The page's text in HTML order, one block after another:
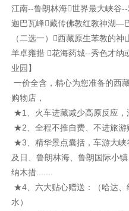
江南--鲁朗林海世界最大峡谷
迦巴瓦峰藏传佛教红教神湖—
（二选一）西藏原生苯教的
羊卓雍措 花海药城--秀色才纳
业园】
一价全含，精心为您准备的西
购物店，
★1、火车进藏减少高原反应，
★2、全程不推自费、不进旅游
★3、精华景点囊括，车游大峡
及日、鲁朗林海、鲁朗国际小
纳木措.......
★4、六大贴心赠送：（哈达、
水）